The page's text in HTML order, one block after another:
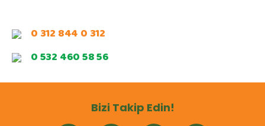
0 312 844 0 312
0 532 460 58 56
Bizi Takip Edin!